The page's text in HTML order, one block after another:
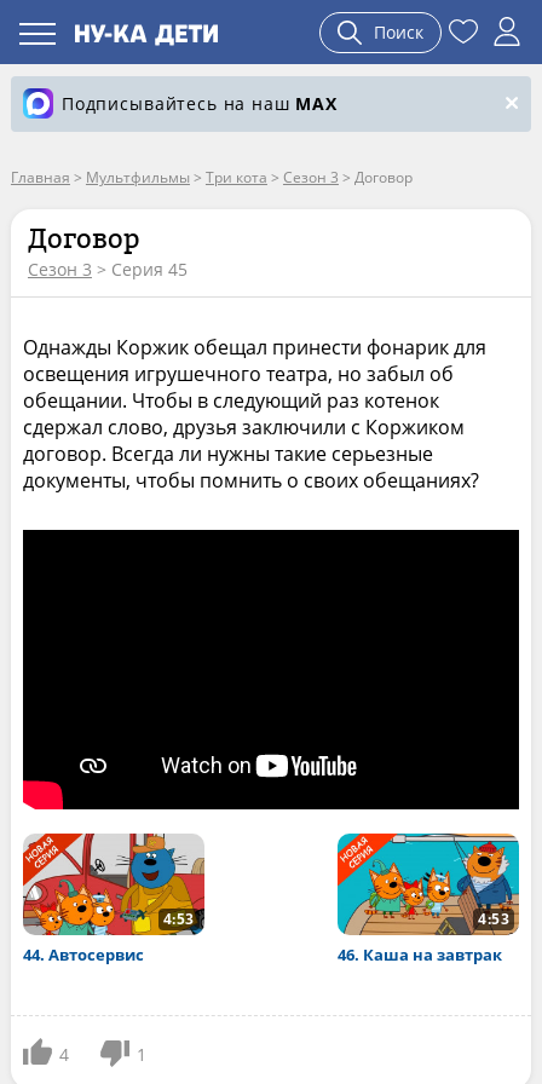
Поиск
Подписывайтесь на наш MAX
Главная > Мультфильмы > Три кота > Сезон 3 > Договор
Договор
Сезон 3 > Серия 45
Однажды Коржик обещал принести фонарик для
освещения игрушечного театра, но забыл об
обещании. Чтобы в следующий раз котенок
сдержал слово, друзья заключили с Коржиком
договор. Всегда ли нужны такие серьезные
документы, чтобы помнить о своих обещаниях?
4:53
44. Автосервис
4:53
46. Каша на завтрак
4 1